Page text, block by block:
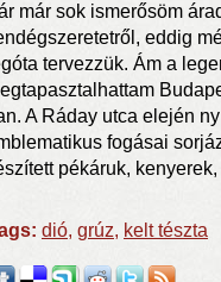
élmény
a nyár még tart!
már sok ismerősöm
eddig
tervezzük. Ám a
A Ráday utca elején
fogásai
pékáruk,
dió, grúz, kelt tészta